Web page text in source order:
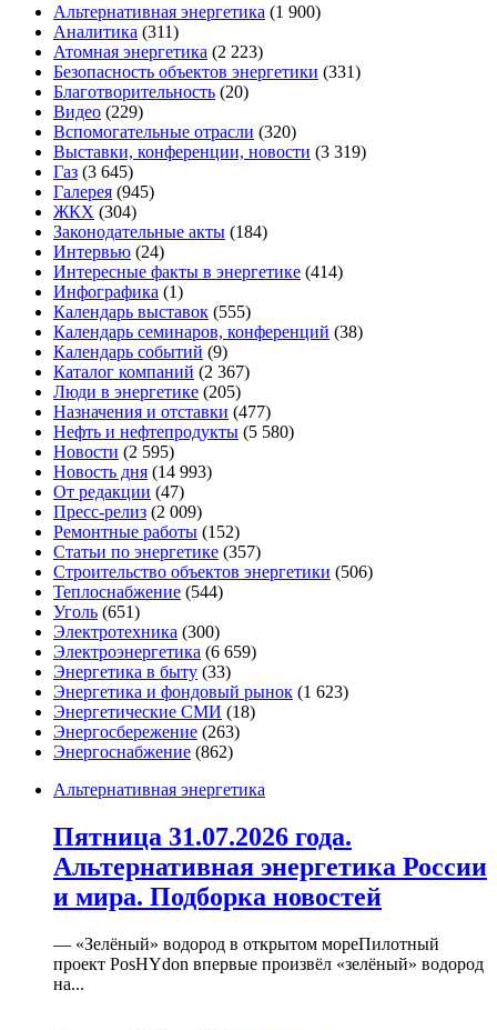
Альтернативная энергетика (1 900)
Аналитика (311)
Атомная энергетика (2 223)
Безопасность объектов энергетики (331)
Благотворительность (20)
Видео (229)
Вспомогательные отрасли (320)
Выставки, конференции, новости (3 319)
Газ (3 645)
Галерея (945)
ЖКХ (304)
Законодательные акты (184)
Интервью (24)
Интересные факты в энергетике (414)
Инфографика (1)
Календарь выставок (555)
Календарь семинаров, конференций (38)
Календарь событий (9)
Каталог компаний (2 367)
Люди в энергетике (205)
Назначения и отставки (477)
Нефть и нефтепродукты (5 580)
Новости (2 595)
Новость дня (14 993)
От редакции (47)
Пресс-релиз (2 009)
Ремонтные работы (152)
Статьи по энергетике (357)
Строительство объектов энергетики (506)
Теплоснабжение (544)
Уголь (651)
Электротехника (300)
Электроэнергетика (6 659)
Энергетика в быту (33)
Энергетика и фондовый рынок (1 623)
Энергетические СМИ (18)
Энергосбережение (263)
Энергоснабжение (862)
Альтернативная энергетика
Пятница 31.07.2026 года.
Альтернативная энергетика России
и мира. Подборка новостей
— «Зелёный» водород в открытом мореПилотный
проект PosHYdon впервые произвёл «зелёный» водород
на...